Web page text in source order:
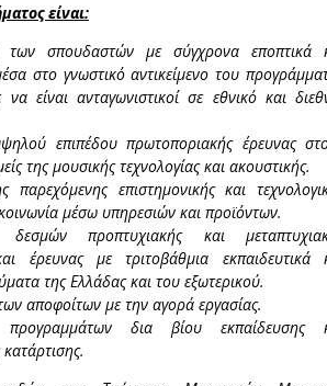
είναι:
των σπουδαστών με σύγχρονα εποπτικά
στο γνωστικό αντικείμενο του
είναι ανταγωνιστικοί σε εθνικό και
επιπέδου πρωτοποριακής έρευνας
της μουσικής τεχνολογίας και ακουστικής.
επιστημονικής και
μέσω υπηρεσιών και προϊόντων.
προπτυχιακής και
έρευνας με τριτοβάθμια εκπαιδευτικά
της Ελλάδας και του εξωτερικού.
αποφοίτων με την αγορά εργασίας.
δια βίου εκπαίδευσης